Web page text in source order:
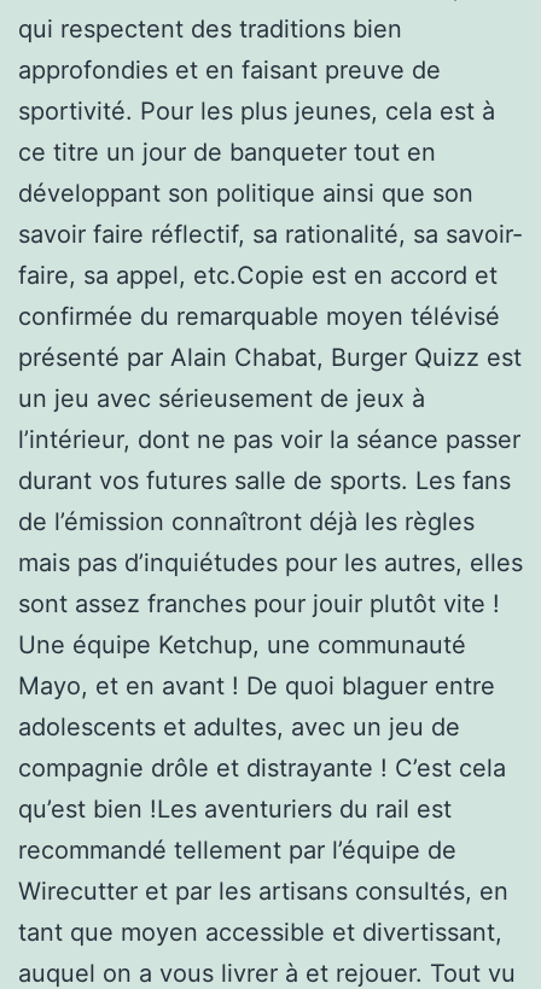
qui respectent des traditions bien
approfondies et en faisant preuve de
sportivité. Pour les plus jeunes, cela est à
ce titre un jour de banqueter tout en
développant son politique ainsi que son
savoir faire réflectif, sa rationalité, sa savoir-
faire, sa appel, etc.Copie est en accord et
confirmée du remarquable moyen télévisé
présenté par Alain Chabat, Burger Quizz est
un jeu avec sérieusement de jeux à
l’intérieur, dont ne pas voir la séance passer
durant vos futures salle de sports. Les fans
de l’émission connaîtront déjà les règles
mais pas d’inquiétudes pour les autres, elles
sont assez franches pour jouir plutôt vite !
Une équipe Ketchup, une communauté
Mayo, et en avant ! De quoi blaguer entre
adolescents et adultes, avec un jeu de
compagnie drôle et distrayante ! C’est cela
qu’est bien !Les aventuriers du rail est
recommandé tellement par l’équipe de
Wirecutter et par les artisans consultés, en
tant que moyen accessible et divertissant,
auquel on a vous livrer à et rejouer. Tout vu